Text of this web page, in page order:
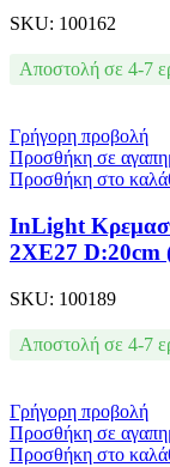
SKU: 100162
Αποστολή σε 4-7
Γρήγορη προβολή
Προσθήκη σε
Προσθήκη στο
InLight
2XE27
SKU: 100189
Αποστολή σε 4-7
Γρήγορη προβολή
Προσθήκη σε
Προσθήκη στο